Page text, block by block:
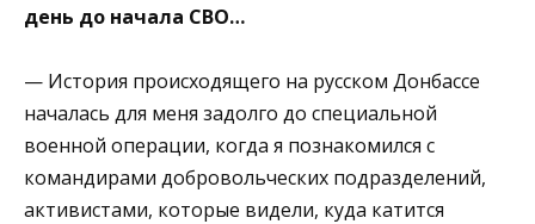
день до начала СВО…
— История происходящего на русском Донбассе
началась для меня задолго до специальной
военной операции, когда я познакомился с
командирами добровольческих подразделений,
активистами, которые видели, куда катится